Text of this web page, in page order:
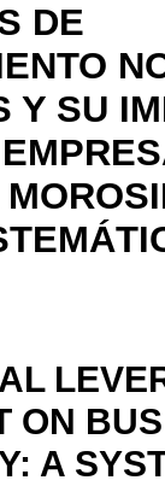
DE
Y SU
ON
A